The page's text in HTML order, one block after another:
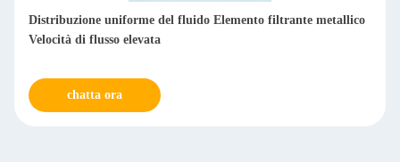
Impatto minimo sulla purezza dell'elemento filtrante metallico
Ecologico e riciclabile
chatta ora